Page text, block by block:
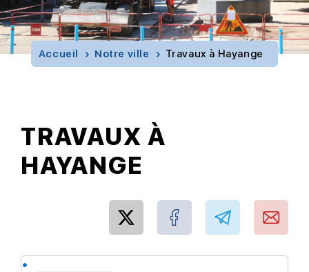
Accueil Notre ville Travaux à Hayange
TRAVAUX À
HAYANGE